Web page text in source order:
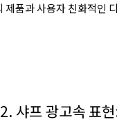
품과 사용자 친화적인
2. 샤프 광고속 표